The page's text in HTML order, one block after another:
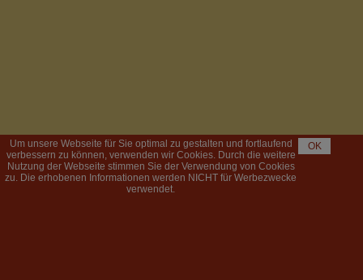
Um unsere Webseite für Sie optimal zu gestalten und fortlaufend
verbessern zu können, verwenden wir Cookies. Durch die weitere
Nutzung der Webseite stimmen Sie der Verwendung von Cookies
zu. Die erhobenen Informationen werden NICHT für Werbezwecke
verwendet.
OK